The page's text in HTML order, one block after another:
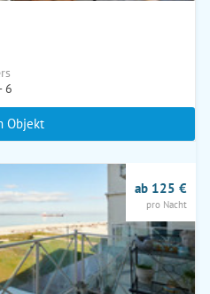
6
Objekt
ab 125 €
pro Nacht